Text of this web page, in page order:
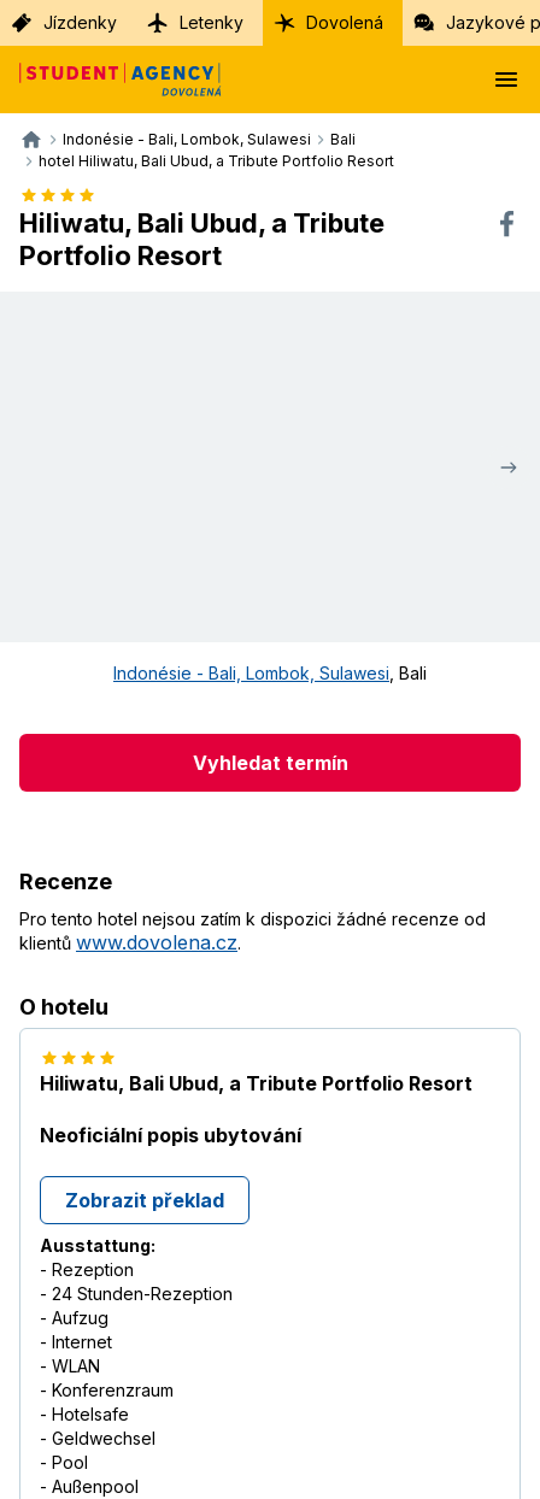
Jízdenky Letenky Dovolená Jazykové
Indonésie - Bali, Lombok, Sulawesi
Bali
hotel Hiliwatu, Bali Ubud, a Tribute Portfolio Resort
Hiliwatu, Bali Ubud, a Tribute
Portfolio Resort
Indonésie - Bali, Lombok, Sulawesi Bali
Vyhledat termín
Recenze
Pro tento hotel nejsou zatím k dispozici žádné recenze od
klientů www.dovolena.cz.
O hotelu
Hiliwatu, Bali Ubud, a Tribute Portfolio Resort
Neoficiální popis ubytování
Zobrazit překlad
Ausstattung:
- Rezeption
- 24 Stunden-Rezeption
- Aufzug
- Internet
- WLAN
- Konferenzraum
- Hotelsafe
- Geldwechsel
- Pool
- Außenpool